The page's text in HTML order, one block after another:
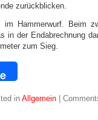
zurückblicken.
Hammerwurf. Beim
in der Endabrechnung
zum Sieg.
inAllgemein|